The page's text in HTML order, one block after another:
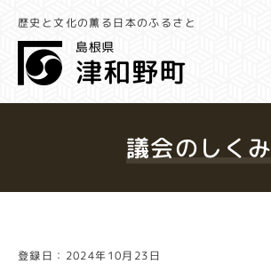
歴史と文化の薫る日本のふるさと
議会のしくみ
登録日：2024年10月23日